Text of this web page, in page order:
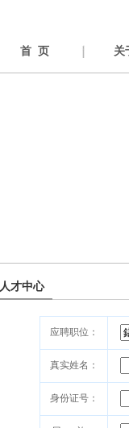
首 页 关
人才中心
应聘职位：
真实姓名：
身份证号：